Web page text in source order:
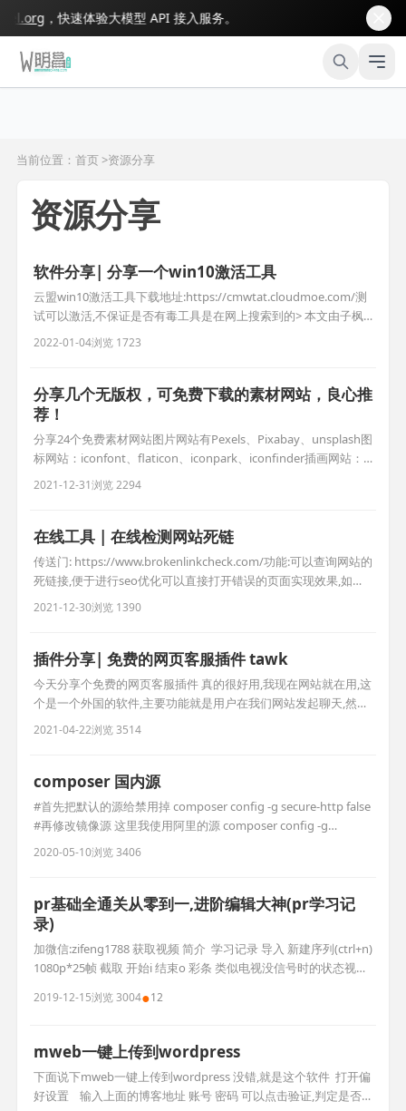
，快速体验大模型 API 接入服务。
当前位置：首页 >资源分享
资源分享
软件分享| 分享一个win10激活工具
云盟win10激活工具下载地址:https://cmwtat.cloudmoe.com/测
试可以激活,不保证是否有毒工具是在网上搜索到的> 本文由子枫
笔记快捷发布！
2022-01-04浏览 1723
分享几个无版权，可免费下载的素材网站，良心推
荐！
分享24个免费素材网站图片网站有Pexels、Pixabay、unsplash图
标网站：iconfont、flaticon、iconpark、iconfinder插画网站：
undraw、Delesign、manypixels、iradesign背景视频网站：
Mixkit、Coverr、Videezy、vivedoPNG图片网站：Cleanpng、
2021-12-31浏览 2294
在线工具 | 在线检测网站死链
传送门: https://www.brokenlinkcheck.com/功能:可以查询网站的
死链接,便于进行seo优化可以直接打开错误的页面实现效果,如图
所示> 本文由子枫笔记快捷发布！
2021-12-30浏览 1390
插件分享| 免费的网页客服插件 tawk
今天分享个免费的网页客服插件 真的很好用,我现在网站就在用,这
个是一个外国的软件,主要功能就是用户在我们网站发起聊天,然后
我们可以与他进行沟通 tawk现在提供多端的工具,例如安
卓/ios/mac/win/网页端等,很方便选择,主要还免费,注册应用数量
册,这里注意下,如果页
2021-04-22浏览 3514
composer 国内源
#首先把默认的源给禁用掉 composer config -g secure-http false
#再修改镜像源 这里我使用阿里的源 composer config -g
repo.packagist composer
https://mirrors.aliyun.com/composer/ #修改成功后可以先查看
2020-05-10浏览 3406
pr基础全通关从零到一,进阶编辑大神(pr学习记
录)
加微信:zifeng1788 获取视频 简介 ￼ 学习记录 导入 新建序列(ctrl+n)
1080p*25帧 截取 开始i 结束o 彩条 类似电视没信号时的状态视频
项目导入时间轴 仅拖动视频/音频到时间轴 时间轴: 锁:锁定当前轨
2019-12-15浏览 3004●12
mweb一键上传到wordpress
下面说下mweb一键上传到wordpress 没错,就是这个软件 ￼ 打开偏
好设置 ￼ ￼ ￼ 输入上面的博客地址 账号 密码 可以点击验证,判定是否